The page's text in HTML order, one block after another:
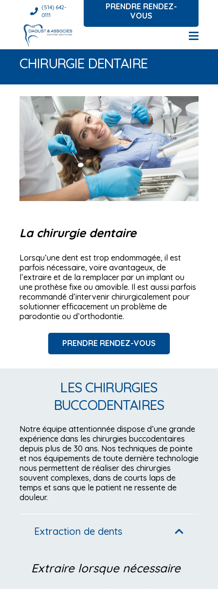
(514) 642-
0111
PRENDRE RENDEZ-
VOUS
CHIRURGIE DENTAIRE
La chirurgie dentaire
Lorsqu’une dent est trop endommagée, il est
parfois nécessaire, voire avantageux, de
l’extraire et de la remplacer par un implant ou
une prothèse fixe ou amovible. Il est aussi parfois
recommandé d’intervenir chirurgicalement pour
solutionner efficacement un problème de
parodontie ou d’orthodontie.
PRENDRE RENDEZ-VOUS
LES CHIRURGIES
BUCCODENTAIRES
Notre équipe attentionnée dispose d’une grande
expérience dans les chirurgies buccodentaires
depuis plus de 30 ans. Nos techniques de pointe
et nos équipements de toute dernière technologie
nous permettent de réaliser des chirurgies
souvent complexes, dans de courts laps de
temps et sans que le patient ne ressente de
douleur.
Extraction de dents
Extraire lorsque nécessaire